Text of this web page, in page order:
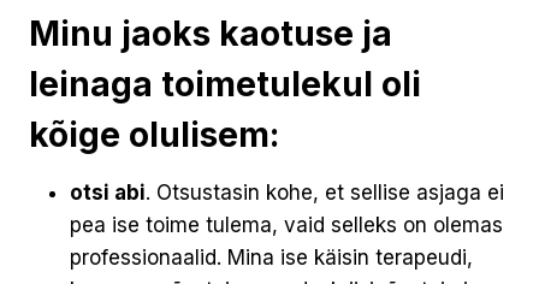
Minu jaoks kaotuse ja
leinaga toimetulekul oli
kõige olulisem:
otsi abi. Otsustasin kohe, et sellise asjaga ei
pea ise toime tulema, vaid selleks on olemas
professionaalid. Mina ise käisin terapeudi,